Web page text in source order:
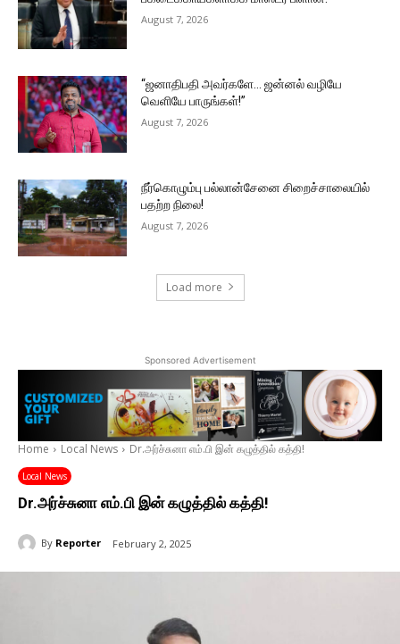
August 7, 2026
“ஜனாதிபதி அவர்களே… ஜன்னல் வழியே
வெளியே பாருங்கள்!”
August 7, 2026
நீர்கொழும்பு பல்லான்சேனை சிறைச்சாலையில்
பதற்ற நிலை!
August 7, 2026
Load more